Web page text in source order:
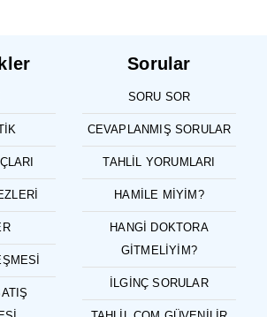
Sorular
SORU SOR
CEVAPLANMIŞ SORULAR
TAHLIL YORUMLARI
HAMILE MIYIM?
HANGI DOKTORA
GITMELIYIM?
İLGINÇ SORULAR